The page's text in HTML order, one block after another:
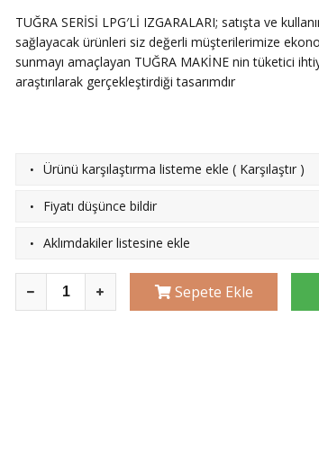
TUĞRA SERİSİ LPG′Lİ IZGARALARI; satışta ve
sağlayacak ürünleri siz değerli müşterilerimize
sunmayı amaçlayan TUĞRA MAKİNE nin tüketici
araştırılarak gerçekleştirdiği tasarımdır
· Ürünü karşılaştırma listeme ekle ( Karşılaştır )
· Fiyatı düşünce bildir
· Aklımdakiler listesine ekle
Sepete Ekle